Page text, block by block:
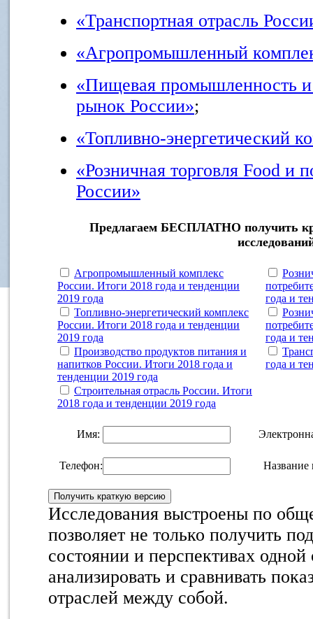
«Транспортная отрасль
«Агропромышленный
«Пищевая промышленность и
рынок России»;
«Топливно-энергетический
«Розничная торговля Food и
России»
Предлагаем БЕСПЛАТНО получить
Агропромышленный комплекс
России. Итоги 2018 года и тенденции
2019 года
Топливно-энергетический комплекс
России. Итоги 2018 года и тенденции
2019 года
Производство продуктов питания и
напитков России. Итоги 2018 года и
тенденции 2019 года
Строительная отрасль России. Итоги
2018 года и тенденции 2019 года
года и
года и
года и
Имя:
Телефон: Название
Исследования выстроены по
позволяет не только получить
состоянии и перспективах
анализировать и сравнивать
отраслей между собой.